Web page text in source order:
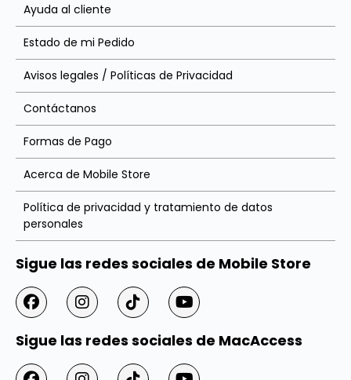
Ayuda al cliente
Estado de mi Pedido
Avisos legales / Políticas de Privacidad
Contáctanos
Formas de Pago
Acerca de Mobile Store
Política de privacidad y tratamiento de datos
personales
Sigue las redes sociales de Mobile Store
Sigue las redes sociales de MacAccess